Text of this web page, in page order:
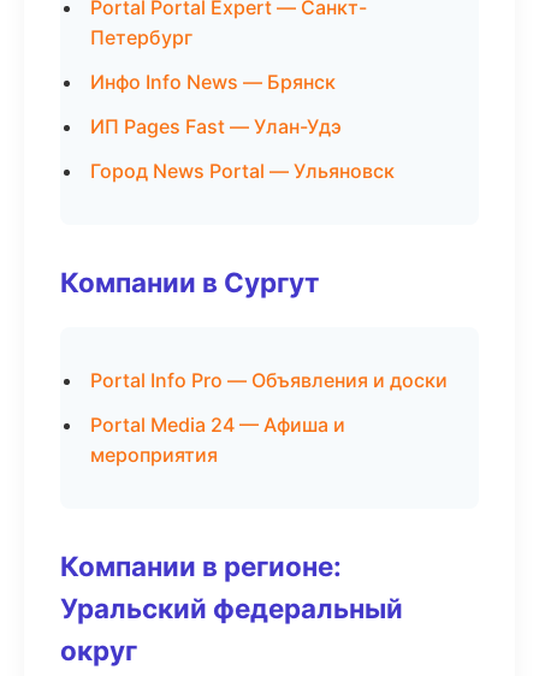
Portal Portal Expert — Санкт-
Петербург
Инфо Info News — Брянск
ИП Pages Fast — Улан-Удэ
Город News Portal — Ульяновск
Компании в Сургут
Portal Info Pro — Объявления и доски
Portal Media 24 — Афиша и
мероприятия
Компании в регионе:
Уральский федеральный
округ